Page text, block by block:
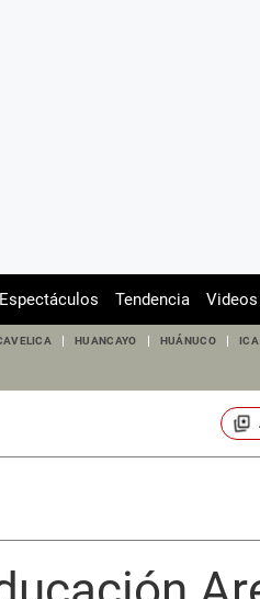
Espectáculos Tendencia Videos
HUANCAYO HUÁNUCO ICA